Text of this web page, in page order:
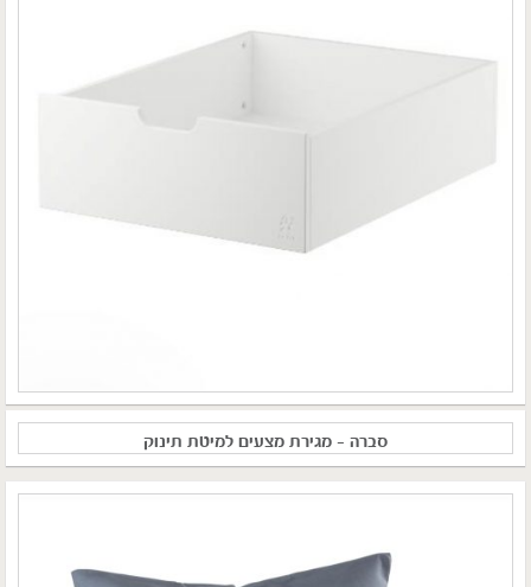
סברה – מגירת מצעים למיטת תינוק